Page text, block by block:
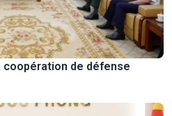
de défense